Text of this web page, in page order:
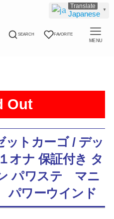
SEARCH FAVORITE
MENU
Out
ットカーゴ / デッ
オナ 保証付き タ
パワステ マニ
ワーウインド
Japanese ▼